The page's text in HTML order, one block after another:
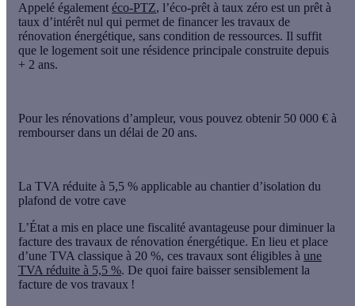
Appelé également éco-PTZ, l’éco-prêt à taux zéro est un prêt à
taux d’intérêt nul qui permet de financer les travaux de
rénovation énergétique, sans condition de ressources. Il suffit
que le logement soit une résidence principale construite depuis
+ 2 ans.
Pour les rénovations d’ampleur, vous pouvez obtenir 50 000 € à
rembourser dans un délai de 20 ans.
La TVA réduite à 5,5 % applicable au chantier d’isolation du
plafond de votre cave
L’État a mis en place une fiscalité avantageuse pour diminuer la
facture des travaux de rénovation énergétique. En lieu et place
d’une TVA classique à 20 %, ces travaux sont éligibles à une
TVA réduite à 5,5 %. De quoi faire baisser sensiblement la
facture de vos travaux !